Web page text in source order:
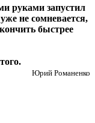
руками запустил
не сомневается,
быстрее
Юрий Романенко